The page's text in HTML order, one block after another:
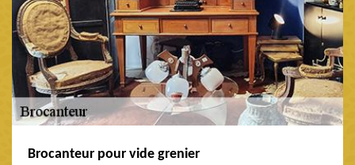
Brocanteur pour vide grenier